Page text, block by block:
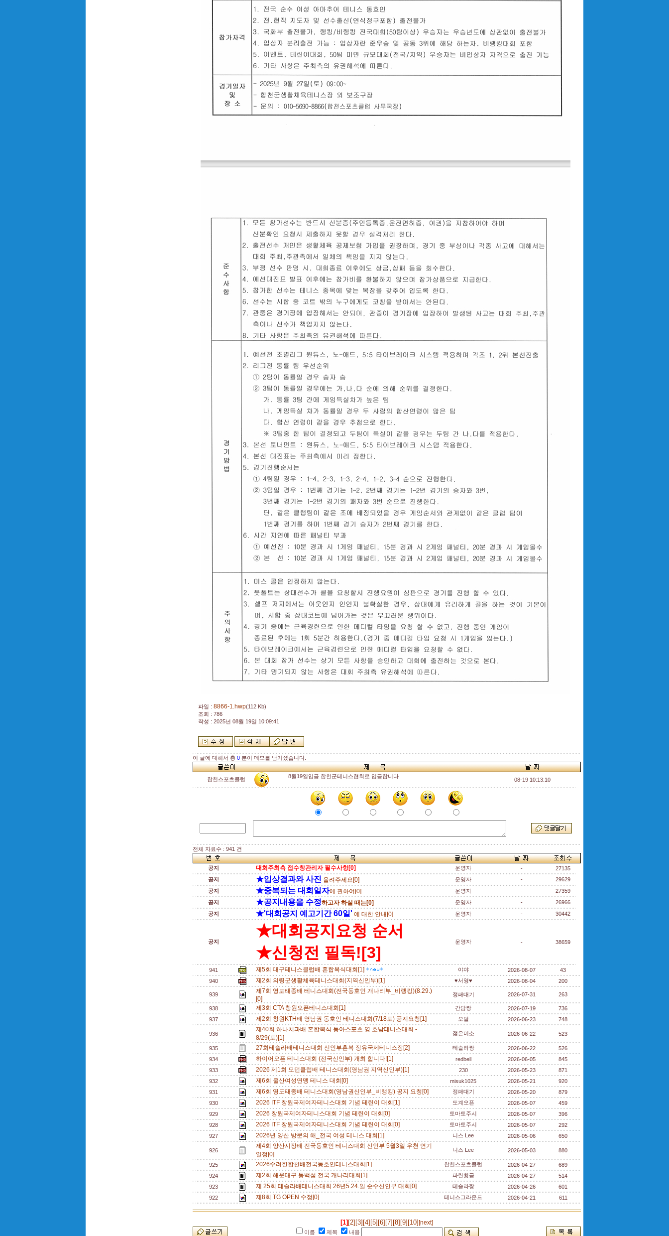
파일 : 8866-1.hwp(112 Kb)
조회 : 786
작성 : 2025년 08월 19일 10:09:41
이 글에 대해서 총 0 분이 메모를 남기셨습니다.
합천스포츠클럽 8월19일입금 합천군테니스협회로 입금합니다
08-19 10:13:10
전체 자료수 : 941 건
공지 대회주최측 접수창관리자 필수사항[0] 운영자 -
27135
공지
★입상결과와 사진 올려주세요[0] 운영자 -
29629
공지
★중복되는 대회일자에 관하여[0] 운영자 -
27359
공지
★공지내용을 수정하고자 하실 때는[0] 운영자 -
26966
공지
★'대회공지 예고기간 60일' 에 대한 안내[0] 운영자 - 30442
공지
★대회공지요청 순서
★신청전 필독![3]
운영자 - 38659
941 제5회 대구테니스클럽배 혼합복식대회[1] 야야 2026-08-07
43
940
제2회 의령군생활체육테니스대회(지역신인부)[1] ♥서영♥ 2026-08-04 200
939
제7회 영도태종배 테니스대회(전국동호인 개나리부_비랭킹)(8.29.)
[0]
정패대기 2026-07-31 263
938 제3회 CTA 창원오픈테니스대회[1] 간담짱 2026-07-19
736
937
제2회 창원KTH배 영남권 동호인 테니스대회(7/18토) 공지요청[1] 오달 2026-06-23 748
936
제40회 하나치과배 혼합복식 동아스포츠 영.호남테니스대회 -
8/29(토)[1]
젊은미소 2026-06-22 523
935 27회테슬라배테니스대회 신인부혼복 장유국제테니스장[2] 테슬라짱 2026-06-22
526
934
하이어오픈 테니스대회 (전국신인부) 개최 합니다![1] redbell 2026-06-05
845
933
2026 제1회 모던클럽배 테니스대회(영남권 지역신인부)[1] 230 2026-05-23
871
932
제6회 울산여성연맹 테니스 대회[0] misuk1025 2026-05-21
920
931
제6회 영도태종배 테니스대회(영남권신인부_비랭킹) 공지 요청[0] 정패대기 2026-05-20
879
930
2026 ITF 창원국제여자테니스대회 기념 테린이 대회[1] 도계오픈 2026-05-07
459
929
2026 창원국제여자테니스대회 기념 테린이 대회[0] 토마토주시 2026-05-07
396
928
2026 ITF 창원국제여자테니스대회 기념 테린이 대회[0] 토마토주시 2026-05-07
292
927
2026년 양산 방문의 해_전국 여성 테니스 대회[1] 니스 Lee 2026-05-06 650
926
제4회 양산시장배 전국동호인 테니스대회 신인부 5월3일 우천 연기
일정[0]
니스 Lee 2026-05-03 880
925 2026수려한합천배전국동호인테니스대회[1] 합천스포츠클럽 2026-04-27
689
924
제2회 해운대구 동백섬 전국 개나리대회[1] 파란황금 2026-04-27
514
923
제 25회 테슬라배테니스대회 26년5.24.일 순수신인부 대회[0] 테슬라짱 2026-04-26
601
922
제8회 TG OPEN 수정[0] 테니스그라운드 2026-04-21 611
[1] [2] [3] [4] [5] [6] [7] [8] [9] [10] [next]
이름 제목 내용